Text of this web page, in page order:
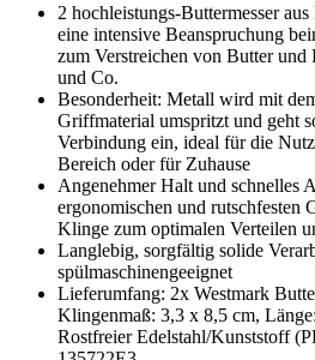
2 hochleistungs-Buttermesser
eine intensive Beanspruchung
zum Verstreichen von Butter und
und Co.
Besonderheit: Metall wird mit
Griffmaterial umspritzt und geht
Verbindung ein, ideal für die
Bereich oder für Zuhause
Angenehmer Halt und schnelles
ergonomischen und rutschfesten
Klinge zum optimalen Verteilen
Langlebig, sorgfältig solide
spülmaschinengeeignet
Lieferumfang: 2x Westmark
Klingenmaß: 3,3 x 8,5 cm,
Rostfreier Edelstahl/Kunststoff